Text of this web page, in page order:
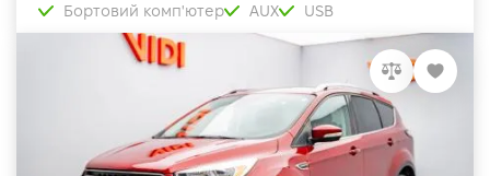
Бортовий комп'ютер AUX USB